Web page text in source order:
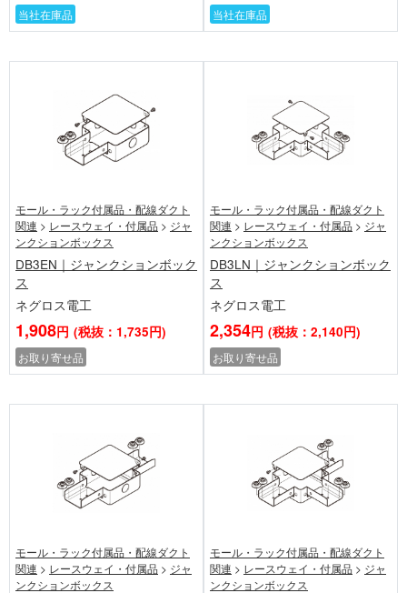
当社在庫品 当社在庫品
モール・ラック付属品・配線ダクト
関連 > レースウェイ・付属品 > ジャ
ンクションボックス
DB3EN｜ジャンクションボック
ス
ネグロス電工
1,908円 (税抜：1,735円)
お取り寄せ品
モール・ラック付属品・配線ダクト
関連 > レースウェイ・付属品 > ジャ
ンクションボックス
DB3LN｜ジャンクションボック
ス
ネグロス電工
2,354円 (税抜：2,140円)
お取り寄せ品
モール・ラック付属品・配線ダクト
関連 > レースウェイ・付属品 > ジャ
ンクションボックス
モール・ラック付属品・配線ダクト
関連 > レースウェイ・付属品 > ジャ
ンクションボックス